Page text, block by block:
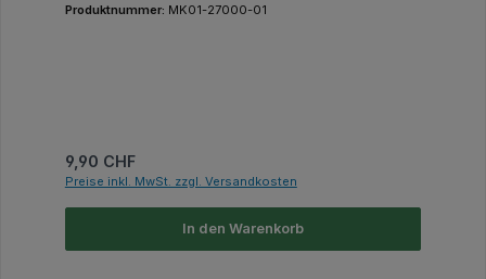
Produktnummer: MK01-27000-01
Regulärer Preis:
9,90 CHF
Preise inkl. MwSt. zzgl. Versandkosten
In den Warenkorb